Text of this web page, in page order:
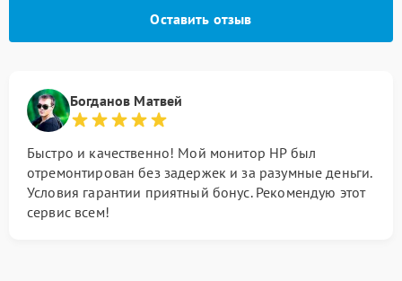
Оставить отзыв
Богданов Матвей
Быстро и качественно! Мой монитор HP был
отремонтирован без задержек и за разумные деньги.
Условия гарантии приятный бонус. Рекомендую этот
сервис всем!